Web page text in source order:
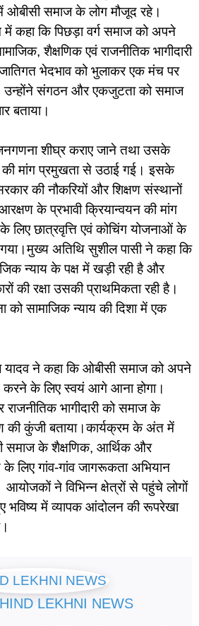
ओबीसी समाज के लोग मौजूद रहे।
कहा कि पिछड़ा वर्ग समाज को अपने
शैक्षणिक एवं राजनीतिक भागीदारी
भेदभाव को भुलाकर एक मंच पर
संगठन और एकजुटता को समाज
बताया।
शीघ्र कराए जाने तथा उसके
मांग प्रमुखता से उठाई गई। इसके
की नौकरियों और शिक्षण संस्थानों
के प्रभावी क्रियान्वयन की मांग
लिए छात्रवृत्ति एवं कोचिंग योजनाओं के
गया।मुख्य अतिथि सुशील पासी ने कहा कि
न्याय के पक्ष में खड़ी रही है और
की रक्षा उसकी प्राथमिकता रही है।
को सामाजिक न्याय की दिशा में एक
यादव ने कहा कि ओबीसी समाज को अपने
करने के लिए स्वयं आगे आना होगा।
भागीदारी को समाज के
कुंजी बताया।कार्यक्रम के अंत में
समाज के शैक्षणिक, आर्थिक और
लिए गांव-गांव जागरूकता अभियान
ने विभिन्न क्षेत्रों से पहुंचे लोगों
भविष्य में व्यापक आंदोलन की रूपरेखा
HIND LEKHNI NEWS